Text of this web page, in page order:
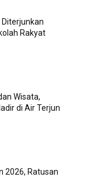
Diterjunkan
Rakyat
Wisata,
di Air Terjun
2026, Ratusan